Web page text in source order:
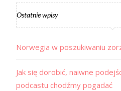
Ostatnie wpisy
Norwegia w poszukiwaniu
Jak się dorobić, naiwne
podcastu chodźmy pogadać